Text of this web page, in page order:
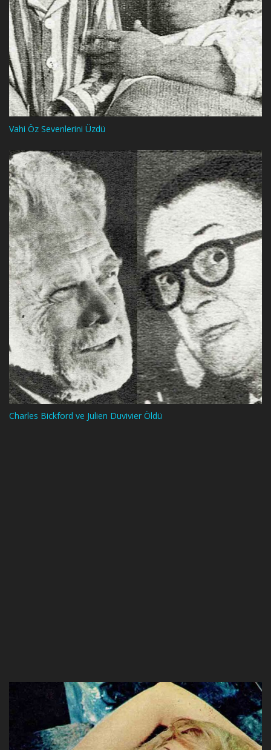
Vahi Öz Sevenlerini Üzdü
Charles Bickford ve Julien Duvivier Öldü